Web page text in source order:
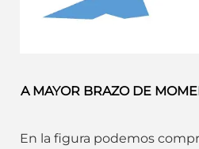
A MAYOR BRAZO DE
En la figura podemos